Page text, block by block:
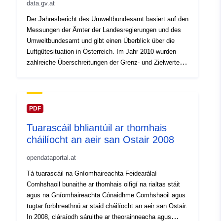
data.gv.at
Der Jahresbericht des Umweltbundesamt basiert auf den
Messungen der Ämter der Landesregierungen und des
Umweltbundesamt und gibt einen Überblick über die
Luftgütesituation in Österreich. Im Jahr 2010 wurden
zahlreiche Überschreitungen der Grenz- und Zielwerte
registriert, vereinzelt auch für Kohlenmonoxid,
Stickstoffoxide, Benzo(a)pyren und Staubniederschlag.
Blei, Arsen, Cadmium und Nickel in PM10 sowie für
Benzol wurden eingehalten. Grenzwertüberschreitungen
bei Feinstaub v. a. in größeren Städten und flächenhaft
im Osten Österreichs infolge von Ferntransport. Beide
Schadstoffe wiesen 2010 höhere Konzentrationen auf
als in den letzten Jahren.
PDF
Tuarascáil bhliantúil ar thomhais
cháilíocht an aeir san Ostair 2008
opendataportal.at
Tá tuarascáil na Gníomhaireachta Feidearálaí
Comhshaoil bunaithe ar thomhais oifigí na rialtas stáit
agus na Gníomhaireachta Cónaidhme Comhshaoil agus
tugtar forbhreathnú ar staid cháilíocht an aeir san Ostair.
In 2008, cláraíodh sáruithe ar theorainneacha agus